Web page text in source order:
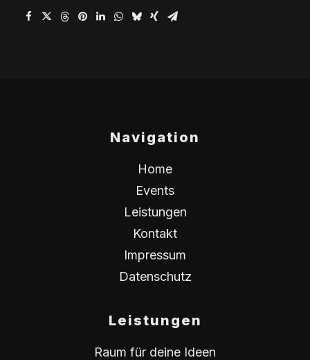
Navigation
Home
Events
Leistungen
Kontakt
Impressum
Datenschutz
Leistungen
Raum für deine Ideen